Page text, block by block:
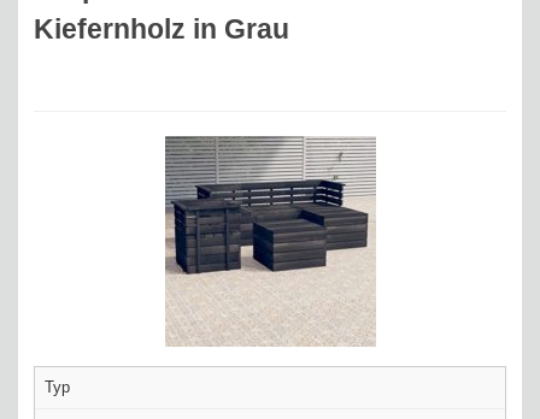
Kiefernholz in Grau
Typ